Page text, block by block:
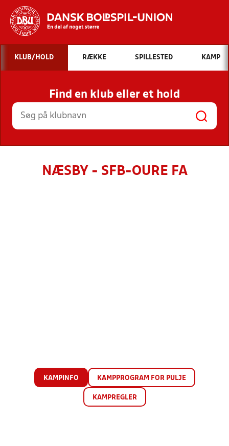
Hvad vil du søge efter?
INDHOLD OG NYHEDER
STILLINGER, RESULTATER, KLUBBER OG
HOLD
KLUB/HOLD RÆKKE SPILLESTED KAMP
Find en klub eller et hold
NÆSBY - SFB-OURE FA
KAMPINFO KAMPPROGRAM FOR PULJE
KAMPREGLER